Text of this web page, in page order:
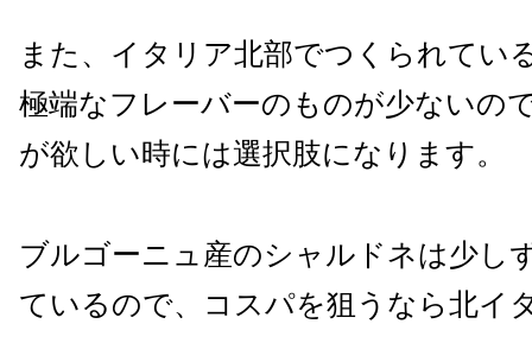
また、イタリア北部でつくられてい
極端なフレーバーのものが少ないの
が欲しい時には選択肢になります。
ブルゴーニュ産のシャルドネは少し
ているので、コスパを狙うなら北イ